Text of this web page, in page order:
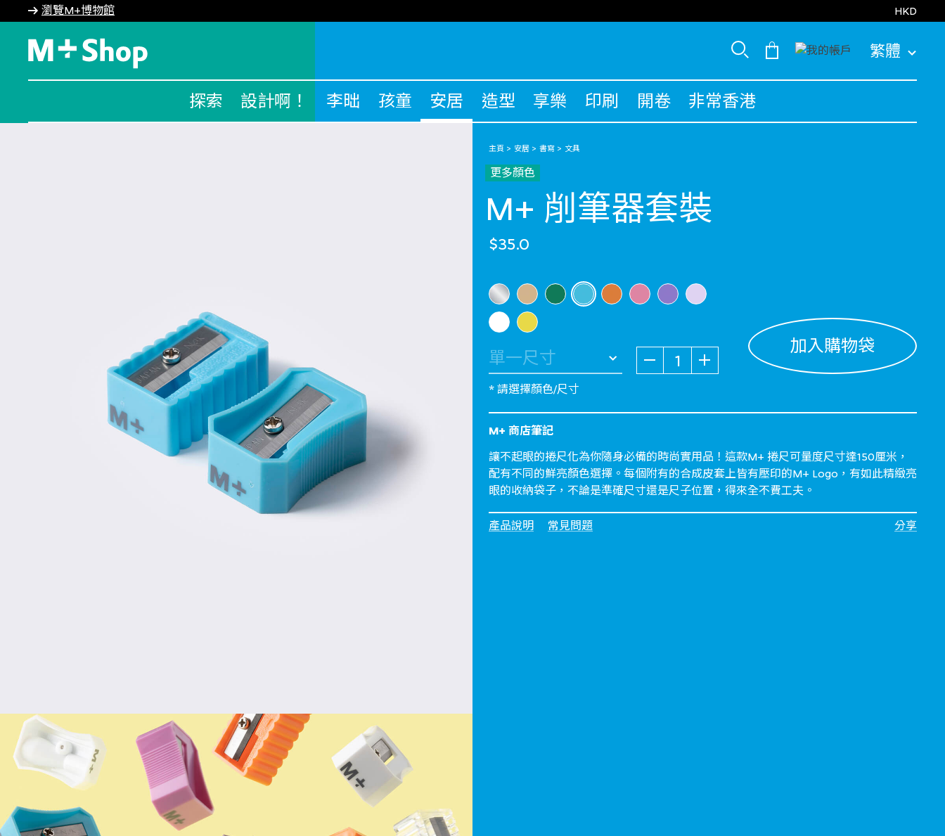
瀏覽M+博物館 HKD
繁體
探索 設計啊！ 李昢 孩童 安居 造型 享樂 印刷 開卷 非常香港
主頁 安居 書寫 文具
更多顏色
M+ 削筆器套裝
$35.0
選擇 顏色
加入購物袋
* 請選擇顏色/尺寸
M+ 商店筆記
讓不起眼的捲尺化為你隨身必備的時尚實用品！這款M+ 捲尺可量度尺寸達150厘米，
配有不同的鮮亮顏色選擇。每個附有的合成皮套上皆有壓印的M+ Logo，有如此精緻亮
眼的收納袋子，不論是準確尺寸還是尺子位置，得來全不費工夫。
產品說明 常見問題 分享